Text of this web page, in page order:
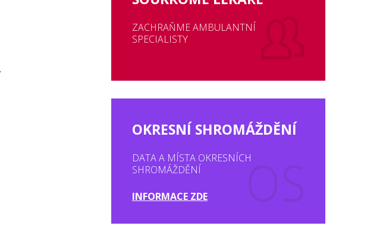
ZACHRAŇME AMBULANTNÍ
SPECIALISTY
OKRESNÍ SHROMÁŽDĚNÍ
DATA A MÍSTA OKRESNÍCH
SHROMÁŽDĚNÍ
INFORMACE ZDE